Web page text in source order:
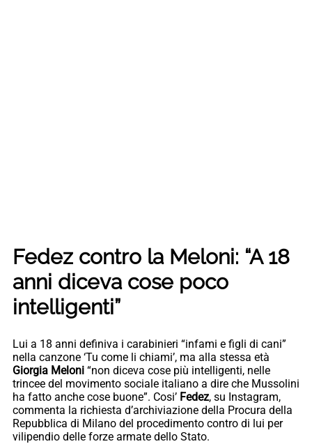
Fedez contro la Meloni: “A 18
anni diceva cose poco
intelligenti”
Lui a 18 anni definiva i carabinieri “infami e figli di cani”
nella canzone ‘Tu come li chiami’, ma alla stessa età
Giorgia Meloni “non diceva cose più intelligenti, nelle
trincee del movimento sociale italiano a dire che Mussolini
ha fatto anche cose buone”. Cosi’ Fedez, su Instagram,
commenta la richiesta d’archiviazione della Procura della
Repubblica di Milano del procedimento contro di lui per
vilipendio delle forze armate dello Stato.